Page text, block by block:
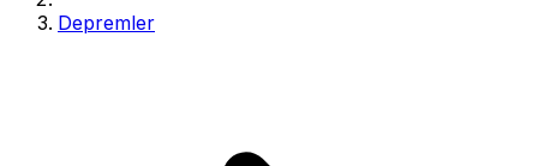
Depremler